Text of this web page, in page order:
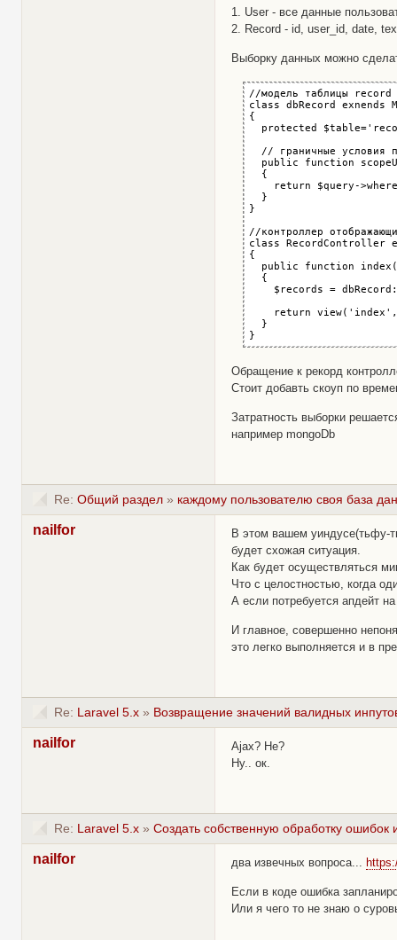
1. User - все данные
2. Record - id, user_id, date,
Выборку данных можно
//модель таблицы record
class dbRecord exnends
{
protected
// граничные условия
public function
  {
return $query-
  }
}
//контроллер
class RecordController
{
public function
  {
$records =
return
  }
}
Обращение к рекорд
Стоит добавть скоуп по
Затратность выборки
например mongoDb
Re: Общий раздел » каждому пользователю своя база
nailfor
В этом вашем уиндусе(тьфу-
будет схожая ситуация.
Как будет осуществляться
Что с целостностью, когда
А если потребуется апдейт
И главное, совершенно
это легко выполняется и в
Re: Laravel 5.x » Возвращение значений валидных
nailfor
Ajax? Не?
Ну.. ок.
Re: Laravel 5.x » Создать собственную обработку
nailfor два извечных вопроса...
Если в коде ошибка
Или я чего то не знаю о